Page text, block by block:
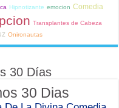
Hipnotizante emocion Comedia
Transplantes de Cabeza
Onironautas
30 Días
30 Dias